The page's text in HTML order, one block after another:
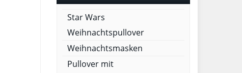
Star Wars
Weihnachtspullover
Weihnachtsmasken
Pullover mit